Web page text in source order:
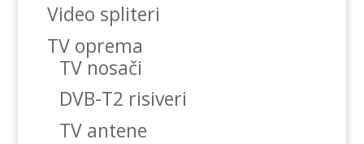
Video spliteri
TV oprema
TV nosači
DVB-T2 risiveri
TV antene